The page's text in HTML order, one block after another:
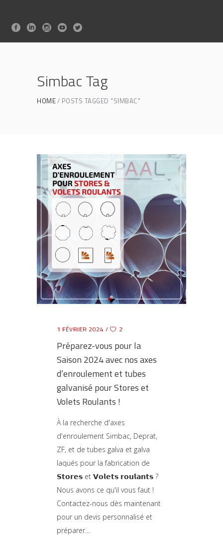
Simbac Tag
HOME POSTS TAGGED "SIMBAC"
1 FÉVRIER 2024 2
Préparez-vous pour la
Saison 2024 avec nos axes
d’enroulement et tubes
galvanisé pour Stores et
Volets Roulants !
À la recherche d'axes
d'enroulement Simbac, Deprat,
ZF, et de tubes galva et galva
laqués pour la fabrication de
𝗦𝘁𝗼𝗿𝗲𝘀 et 𝗩𝗼𝗹𝗲𝘁𝘀 𝗿𝗼𝘂𝗹𝗮𝗻𝘁𝘀 ?
Nous avons ce qu'il vous faut !
Contactez-nous dès maintenant
pour un devis personnalisé et
préparer